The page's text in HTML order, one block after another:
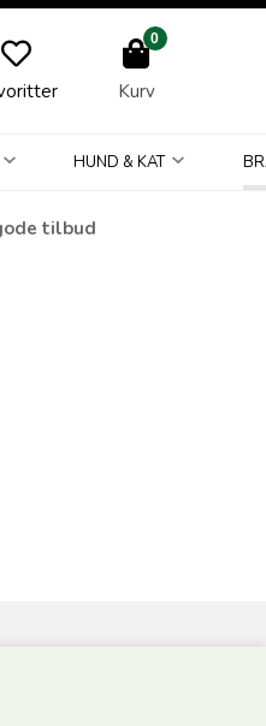
0
Kurv
HUND & KAT
tilbud